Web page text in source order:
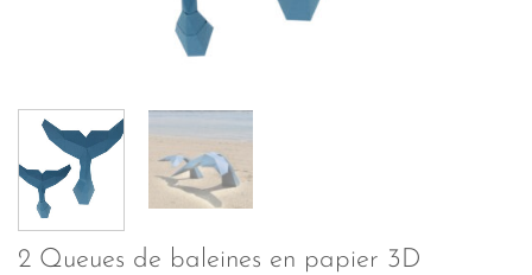
2 Queues de baleines en papier 3D